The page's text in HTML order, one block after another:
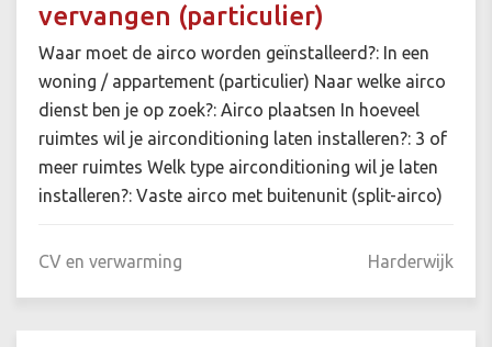
vervangen (particulier)
Waar moet de airco worden geïnstalleerd?: In een
woning / appartement (particulier) Naar welke airco
dienst ben je op zoek?: Airco plaatsen In hoeveel
ruimtes wil je airconditioning laten installeren?: 3 of
meer ruimtes Welk type airconditioning wil je laten
installeren?: Vaste airco met buitenunit (split-airco)
CV en verwarming Harderwijk